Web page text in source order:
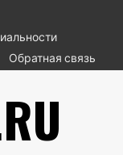
Обратная связь